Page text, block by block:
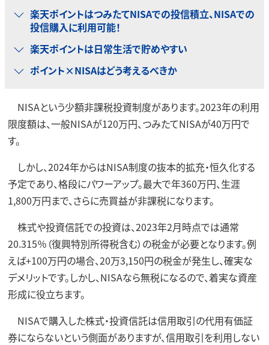
楽天ポイントはつみたてNISAでの投信積立、NISAでの
投信購入に利用可能！
楽天ポイントは日常生活で貯めやすい
ポイント×NISAはどう考えるべきか
NISAという少額非課税投資制度があります。2023年の利用
限度額は、一般NISAが120万円、つみたてNISAが40万円で
す。
しかし、2024年からはNISA制度の抜本的拡充・恒久化する
予定であり、格段にパワーアップ。最大で年360万円、生涯
1,800万円まで、さらに売買益が非課税になります。
株式や投資信託での投資は、2023年2月時点では通常
20.315％（復興特別所得税含む）の税金が必要となります。例
えば+100万円の場合、20万3,150円の税金が発生し、確実な
デメリットです。しかし、NISAなら無税になるので、着実な資産
形成に役立ちます。
NISAで購入した株式・投資信託は信用取引の代用有価証
券にならないという側面がありますが、信用取引を利用しない